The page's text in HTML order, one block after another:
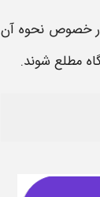
خصوص نحوه آن
مطلع شوند.